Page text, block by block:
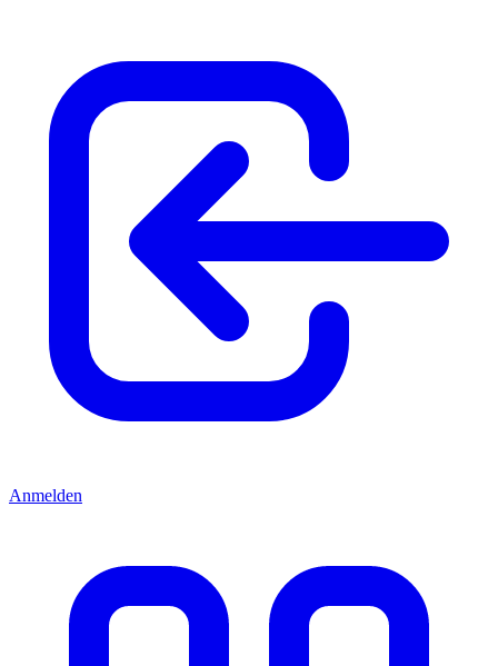
Anmelden